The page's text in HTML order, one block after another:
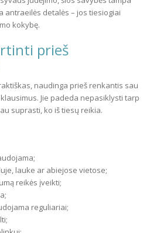
antraeilės detalės – jos tiesiogiai
kokybę.
prieš
naudinga prieš renkantis sau
Jie padeda nepasiklysti tarp
suprasti, ko iš tiesų reikia.
lauke ar abiejose vietose;
reikės įveikti;
reguliariai;